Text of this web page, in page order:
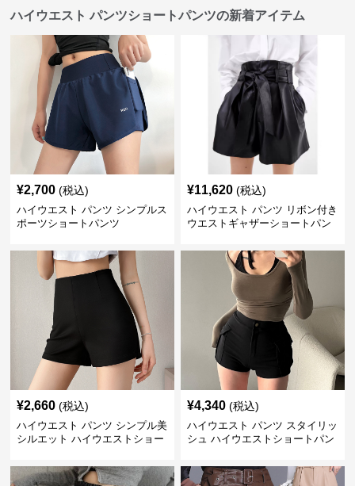
ハイウエスト パンツショートパンツの新着アイテム
¥2,700 (税込)
ハイウエスト パンツ シンプルス
ポーツショートパンツ
¥11,620 (税込)
ハイウエスト パンツ リボン付き
ウエストギャザーショートパン
¥2,660 (税込)
ハイウエスト パンツ シンプル美
シルエット ハイウエストショー
¥4,340 (税込)
ハイウエスト パンツ スタイリッ
シュ ハイウエストショートパン